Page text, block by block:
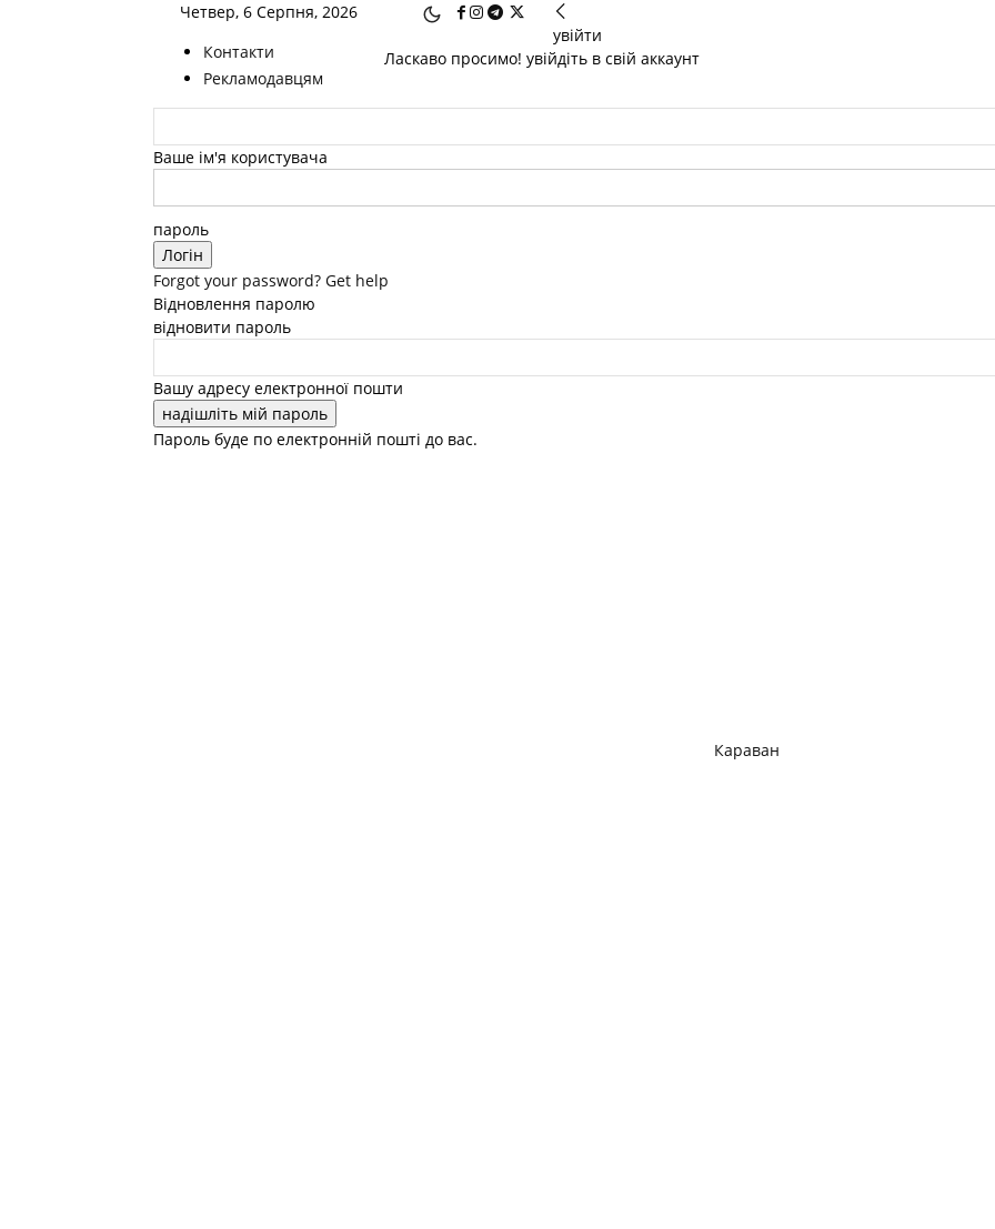
Четвер, 6 Серпня, 2026
Контакти
Рекламодавцям
увійти
Ласкаво просимо! увійдіть в свій аккаунт
Ваше ім'я користувача
пароль
Forgot your password? Get help
Відновлення паролю
відновити пароль
Вашу адресу електронної пошти
Пароль буде по електронній пошті до вас.
Караван